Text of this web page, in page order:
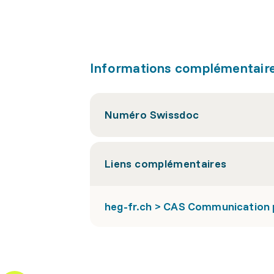
Informations
Numéro Swissdoc
Liens complémentaires
heg-fr.ch > CAS Communication